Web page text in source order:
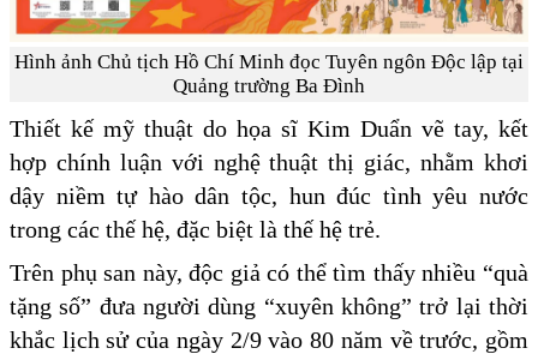
Hình ảnh Chủ tịch Hồ Chí Minh đọc Tuyên ngôn Độc lập tại
Quảng trường Ba Đình
Thiết kế mỹ thuật do họa sĩ Kim Duẩn vẽ tay, kết
hợp chính luận với nghệ thuật thị giác, nhằm khơi
dậy niềm tự hào dân tộc, hun đúc tình yêu nước
trong các thế hệ, đặc biệt là thế hệ trẻ.
Trên phụ san này, độc giả có thể tìm thấy nhiều “quà
tặng số” đưa người dùng “xuyên không” trở lại thời
khắc lịch sử của ngày 2/9 vào 80 năm về trước, gồm